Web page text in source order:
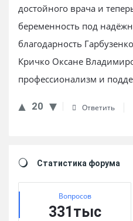
достойного врача и
беременность под
благодарность
Кричко Оксане
профессионализм и
20 Ответить
Статистика форума
Вопросов
331тыс